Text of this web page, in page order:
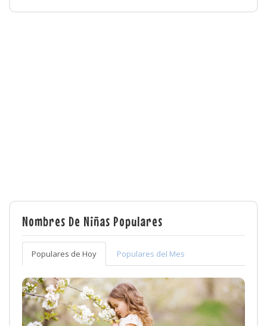
Nombres De Niñas Populares
Populares de Hoy Populares del Mes